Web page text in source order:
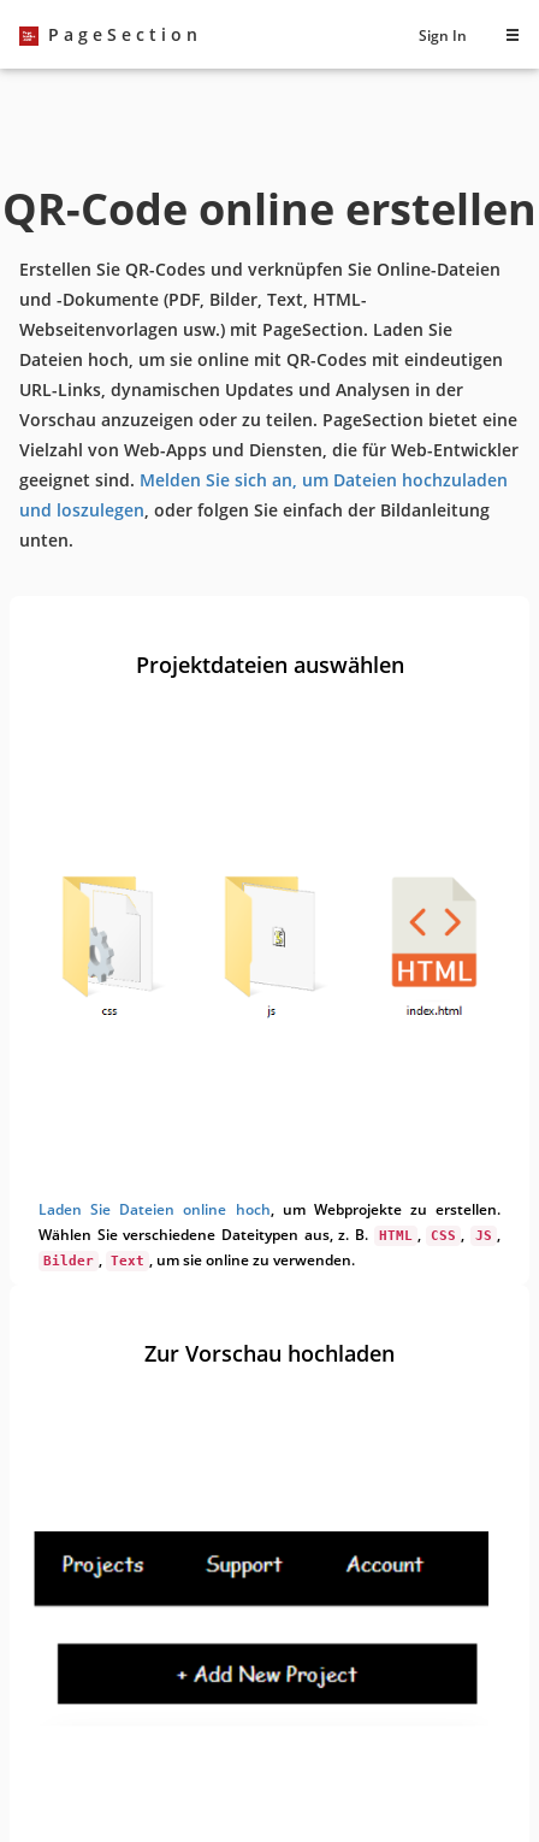
PageSection Sign In
QR-Code online erstellen
Erstellen Sie QR-Codes und verknüpfen Sie Online-Dateien
und -Dokumente (PDF, Bilder, Text, HTML-
Webseitenvorlagen usw.) mit PageSection. Laden Sie
Dateien hoch, um sie online mit QR-Codes mit eindeutigen
URL-Links, dynamischen Updates und Analysen in der
Vorschau anzuzeigen oder zu teilen. PageSection bietet eine
Vielzahl von Web-Apps und Diensten, die für Web-Entwickler
geeignet sind. Melden Sie sich an, um Dateien hochzuladen
und loszulegen, oder folgen Sie einfach der Bildanleitung
unten.
Projektdateien auswählen
Laden Sie Dateien online hoch, um Webprojekte zu erstellen.
Wählen Sie verschiedene Dateitypen aus, z. B.
HTML , CSS , JS ,
Bilder , Text , um sie online zu verwenden.
Zur Vorschau hochladen